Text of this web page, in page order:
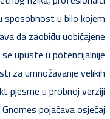
sposobnost u bilo kojem
da zaobiđu uobičajene
upuste u potencijalnije
za umnožavanje velikih
pjesme u probnoj verziji
pojačava osjećaj.